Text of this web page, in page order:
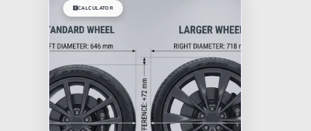
🧮CALCULATOR